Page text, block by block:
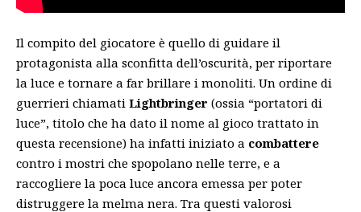
Il compito del giocatore è quello di guidare il
protagonista alla sconfitta dell’oscurità, per riportare
la luce e tornare a far brillare i monoliti. Un ordine di
guerrieri chiamati Lightbringer (ossia “portatori di
luce”, titolo che ha dato il nome al gioco trattato in
questa recensione) ha infatti iniziato a combattere
contro i mostri che spopolano nelle terre, e a
raccogliere la poca luce ancora emessa per poter
distruggere la melma nera. Tra questi valorosi